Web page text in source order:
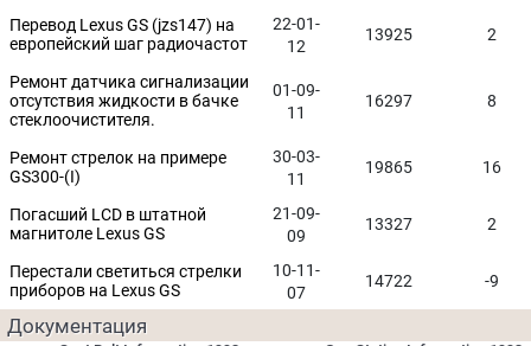
Перевод Lexus GS (jzs147) на
европейский шаг радиочастот
22-01-
12
13925 2
Ремонт датчика сигнализации
отсутствия жидкости в бачке
стеклоочистителя.
01-09-
11
16297 8
Ремонт стрелок на примере
GS300-(I)
30-03-
11
19865 16
Погасший LCD в штатной
магнитоле Lexus GS
21-09-
09
13327 2
Перестали светиться стрелки
приборов на Lexus GS
10-11-
07
14722 -9
Документация